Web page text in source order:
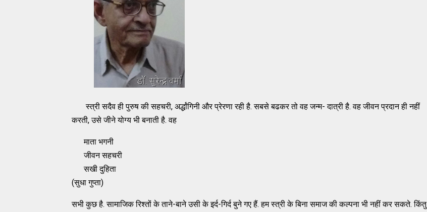
स्त्री सदैव ही पुरुष की सहचरी, अर्द्धांगिनी और प्रेरणा रही है. सबसे बढकर तो वह जन्म- दात्री है. वह जीवन प्रदान ही नहीं
करती, उसे जीने योग्य भी बनाती है. वह
माता भगनी
जीवन सहचरी
सखी दुहिता
(सुधा गुप्ता)
सभी कुछ है. सामाजिक रिश्तों के ताने-बाने उसी के इर्द-गिर्द बुने गए हैं. हम स्त्री के बिना समाज की कल्पना भी नहीं कर सकते. किंतु